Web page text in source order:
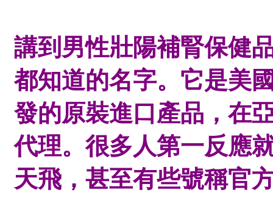
講到男性壯陽補腎保健
都知道的名字。它是美
發的原裝進口產品，在
代理。很多人第一反應
天飛，甚至有些號稱官